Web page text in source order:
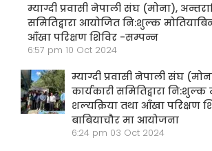
म्याग्दी प्रवासी नेपाली संघ (मोना),
समितिद्वारा आयोजित नि:शुल्क
आँखा परिक्षण शिविर -सम्पन्न
6:57 pm 10 Oct 2024
म्याग्दी प्रवासी नेपाली संघ
कार्यकारी समितिद्वारा नि:शुल्क
शल्यक्रिया तथा आँखा परिक्षण
बाबियाचौर मा आयोजना
6:24 pm 03 Oct 2024